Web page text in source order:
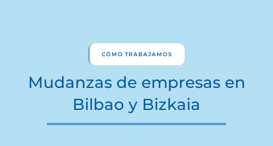
CÓMO TRABAJAMOS
Mudanzas de empresas en
Bilbao y Bizkaia